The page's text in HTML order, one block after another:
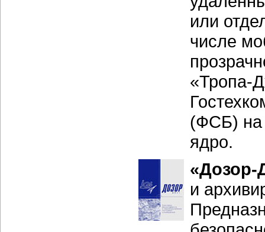
или
числе
«Тропа-
(ФСБ) на
ядро.
«Дозор-
и